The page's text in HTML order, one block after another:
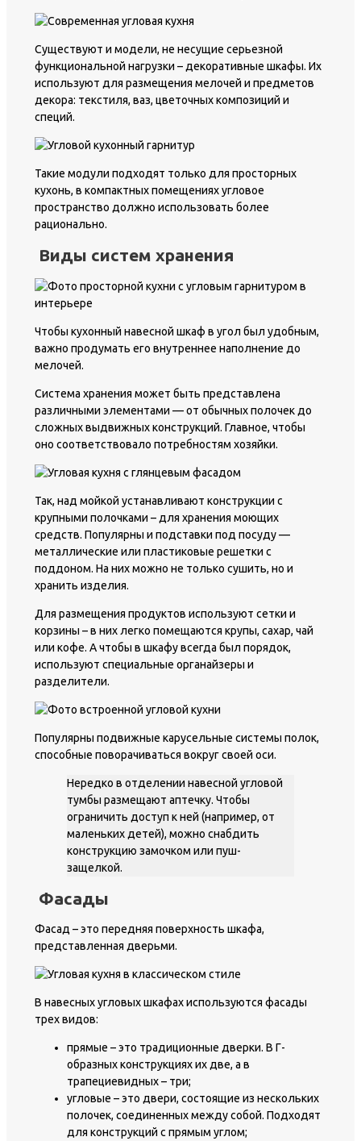
Существуют и модели, не несущие серьезной
функциональной нагрузки – декоративные шкафы. Их
используют для размещения мелочей и предметов
декора: текстиля, ваз, цветочных композиций и
специй.
Такие модули подходят только для просторных
кухонь, в компактных помещениях угловое
пространство должно использовать более
рационально.
Виды систем хранения
Чтобы кухонный навесной шкаф в угол был удобным,
важно продумать его внутреннее наполнение до
мелочей.
Система хранения может быть представлена
различными элементами — от обычных полочек до
сложных выдвижных конструкций. Главное, чтобы
оно соответствовало потребностям хозяйки.
Так, над мойкой устанавливают конструкции с
крупными полочками – для хранения моющих
средств. Популярны и подставки под посуду —
металлические или пластиковые решетки с
поддоном. На них можно не только сушить, но и
хранить изделия.
Для размещения продуктов используют сетки и
корзины – в них легко помещаются крупы, сахар, чай
или кофе. А чтобы в шкафу всегда был порядок,
используют специальные органайзеры и
разделители.
Популярны подвижные карусельные системы полок,
способные поворачиваться вокруг своей оси.
Нередко в отделении навесной угловой
тумбы размещают аптечку. Чтобы
ограничить доступ к ней (например, от
маленьких детей), можно снабдить
конструкцию замочком или пуш-
защелкой.
Фасады
Фасад – это передняя поверхность шкафа,
представленная дверьми.
В навесных угловых шкафах используются фасады
трех видов:
прямые – это традиционные дверки. В Г-
образных конструкциях их две, а в
трапециевидных – три;
угловые – это двери, состоящие из нескольких
полочек, соединенных между собой. Подходят
для конструкций с прямым углом;